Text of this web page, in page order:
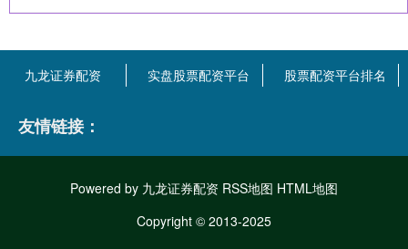
九龙证券配资 实盘股票配资平台 股票配资平台排名
友情链接：
Powered by 九龙证券配资 RSS地图 HTML地图
Copyright © 2013-2025